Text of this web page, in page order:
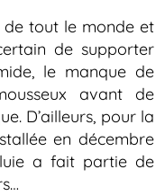
de tout le monde et
de supporter
le manque de
avant de
D’ailleurs, pour la
en décembre
a fait partie de